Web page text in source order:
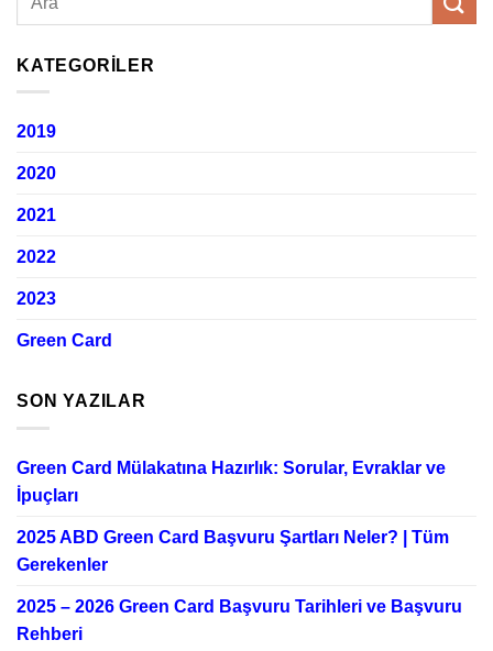
KATEGORILER
2019
2020
2021
2022
2023
Green Card
SON YAZILAR
Green Card Mülakatına Hazırlık: Sorular, Evraklar ve
İpuçları
2025 ABD Green Card Başvuru Şartları Neler? | Tüm
Gerekenler
2025 – 2026 Green Card Başvuru Tarihleri ve Başvuru
Rehberi